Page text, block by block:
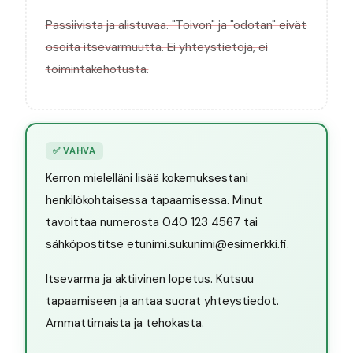
Passiivista ja alistuvaa. "Toivon" ja "odotan" eivät
osoita itsevarmuutta. Ei yhteystietoja, ei
toimintakehotusta.
✅VAHVA
Kerron mielelläni lisää kokemuksestani
henkilökohtaisessa tapaamisessa. Minut
tavoittaa numerosta 040 123 4567 tai
sähköpostitse etunimi.sukunimi@esimerkki.fi.
Itsevarma ja aktiivinen lopetus. Kutsuu
tapaamiseen ja antaa suorat yhteystiedot.
Ammattimaista ja tehokasta.